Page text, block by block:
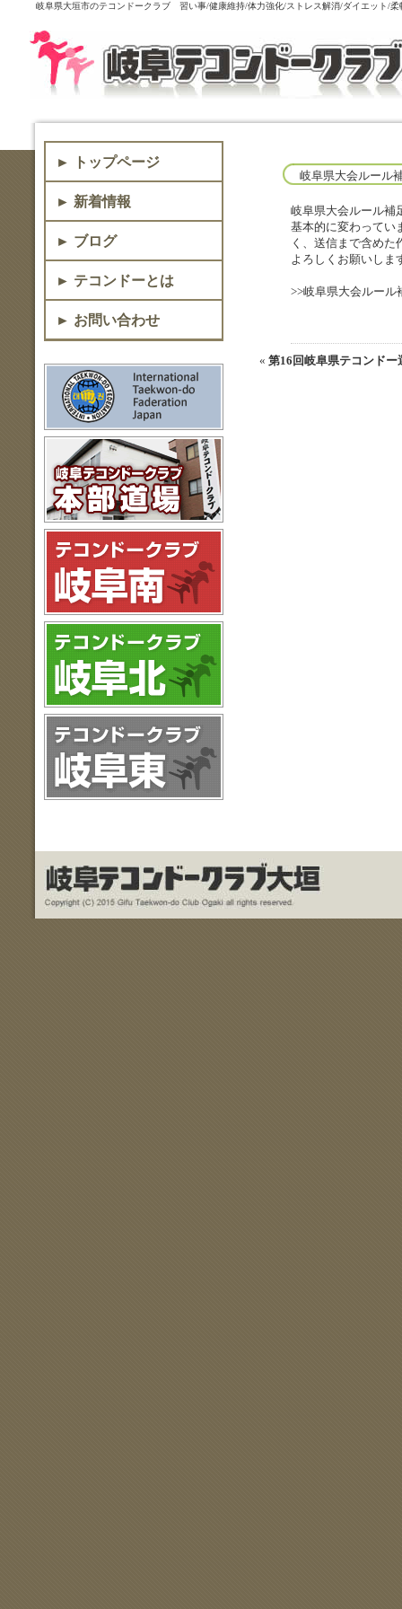
岐阜県大垣市のテコンドークラブ 習い事/健康維持/体力強化/ストレス解消/ダイエッ
► トップページ
► 新着情報
► ブログ
► テコンドーとは
► お問い合わせ
岐阜県大会ルール
岐阜県大会ルール補
基本的に変わってい
く、送信まで含めた
よろしくお願いしま
>>岐阜県大会ルール
« 第16回岐阜県テコンド